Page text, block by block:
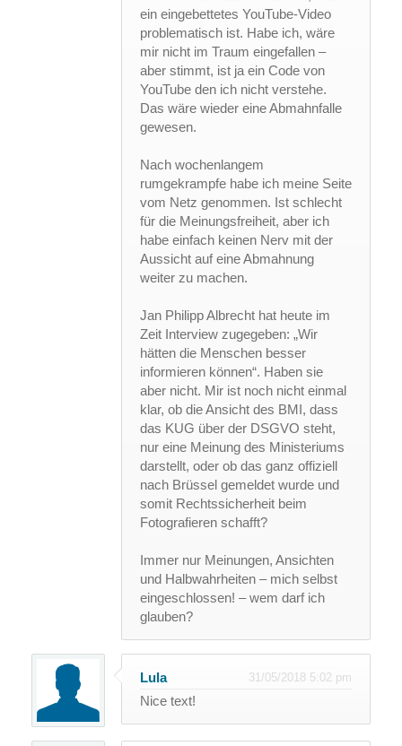
ein eingebettetes YouTube-Video
problematisch ist. Habe ich, wäre
mir nicht im Traum eingefallen –
aber stimmt, ist ja ein Code von
YouTube den ich nicht verstehe.
Das wäre wieder eine Abmahnfalle
gewesen.
Nach wochenlangem
rumgekrampfe habe ich meine Seite
vom Netz genommen. Ist schlecht
für die Meinungsfreiheit, aber ich
habe einfach keinen Nerv mit der
Aussicht auf eine Abmahnung
weiter zu machen.
Jan Philipp Albrecht hat heute im
Zeit Interview zugegeben: „Wir
hätten die Menschen besser
informieren können“. Haben sie
aber nicht. Mir ist noch nicht einmal
klar, ob die Ansicht des BMI, dass
das KUG über der DSGVO steht,
nur eine Meinung des Ministeriums
darstellt, oder ob das ganz offiziell
nach Brüssel gemeldet wurde und
somit Rechtssicherheit beim
Fotografieren schafft?
Immer nur Meinungen, Ansichten
und Halbwahrheiten – mich selbst
eingeschlossen! – wem darf ich
glauben?
Lula 31/05/2018 5:02 pm
Nice text!